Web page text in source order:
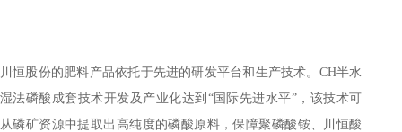
川恒股份的肥料产品依托于先进的研发平台和生产技术。CH半水
湿法磷酸成套技术开发及产业化达到“国际先进水平”，该技术可
从磷矿资源中提取出高纯度的磷酸原料，保障聚磷酸铵、川恒酸